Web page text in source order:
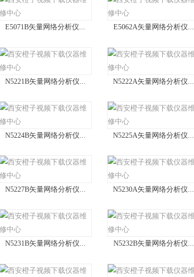
E5071B矢量网络分析仪... E5062A矢量网络分析仪...
N5221B矢量网络分析仪... N5222A矢量网络分析仪...
N5224B矢量网络分析仪... N5225A矢量网络分析仪...
N5227B矢量网络分析仪... N5230A矢量网络分析仪...
N5231B矢量网络分析仪... N5232B矢量网络分析仪...